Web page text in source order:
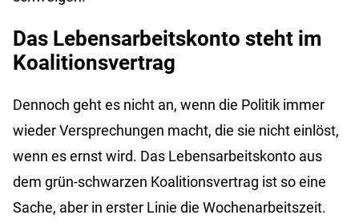
Das Lebensarbeitskonto steht im
Koalitionsvertrag
Dennoch geht es nicht an, wenn die Politik immer
wieder Versprechungen macht, die sie nicht einlöst,
wenn es ernst wird. Das Lebensarbeitskonto aus
dem grün-schwarzen Koalitionsvertrag ist so eine
Sache, aber in erster Linie die Wochenarbeitszeit.